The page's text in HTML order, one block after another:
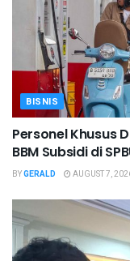
BISNIS
Personel Khusus
BBM Subsidi di
BYGERALD AUGUST 7,